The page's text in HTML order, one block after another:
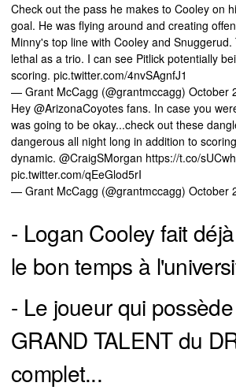
Check out the pass he makes to Cooley on
goal. He was flying around and creating
Minny's top line with Cooley and
lethal as a trio. I can see Pitlick potentially
scoring. pic.twitter.com/4nvSAgnfJ1
— Grant McCagg (@grantmccagg) October
Hey @ArizonaCoyotes fans. In case you
was going to be okay...check out these
dangerous all night long in addition to
dynamic. @CraigSMorgan https://t.co/
pic.twitter.com/qEeGlod5rI
— Grant McCagg (@grantmccagg) October
- Logan Cooley fait
le bon temps à
- Le joueur qui
GRAND TALENT du
complet...